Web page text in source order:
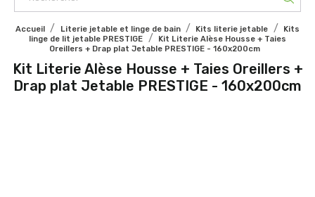
Accueil Literie jetable et linge de bain Kits literie jetable
Kits
linge de lit jetable PRESTIGE
Kit Literie Alèse Housse + Taies
Oreillers + Drap plat Jetable PRESTIGE - 160x200cm
Kit Literie Alèse Housse + Taies Oreillers +
Drap plat Jetable PRESTIGE - 160x200cm